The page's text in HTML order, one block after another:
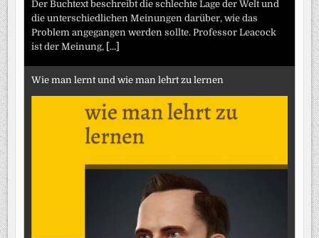
Der Buchtext beschreibt die schlechte Lage der Welt und
die unterschiedlichen Meinungen darüber, wie das
Problem angegangen werden sollte. Professor Leacock
ist der Meinung, [...]
Wie man lernt und wie man lehrt zu lernen